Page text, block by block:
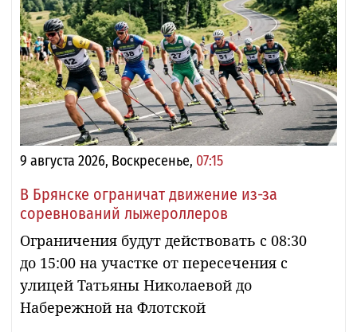
9 августа 2026, Воскресенье, 07:15
В Брянске ограничат движение из-за
соревнований лыжероллеров
Ограничения будут действовать с 08:30
до 15:00 на участке от пересечения с
улицей Татьяны Николаевой до
Набережной на Флотской